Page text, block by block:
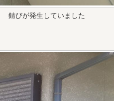
錆びが発生していました